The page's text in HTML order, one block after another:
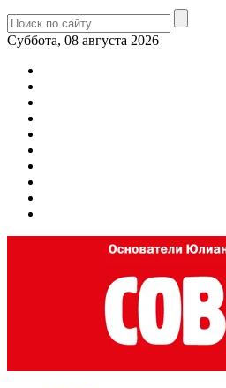
Суббота, 08 августа 2026